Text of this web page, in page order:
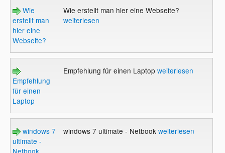
Wie
erstellt man
hier eine
Webseite?
Wie erstellt man hier eine Webseite?
weiterlesen
Empfehlung
für einen
Laptop
Empfehlung für einen Laptop weiterlesen
windows 7
ultimate -
Netbook
windows 7 ultimate - Netbook weiterlesen